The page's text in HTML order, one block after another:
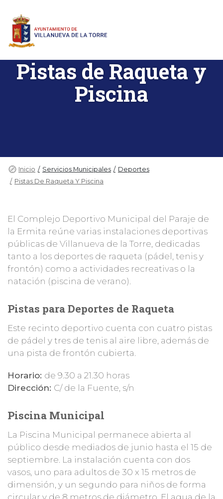
Pistas de Raqueta y
Piscina
Inicio Servicios Municipales
Deportes
Pistas De Raqueta Y Piscina
El Complejo Deportivo Municipal del Paraje de
la Ermita reúne varias instalaciones deportivas
públicas de Villanueva de la Torre, dedicadas
tanto a los deportes de raqueta (pádel, tenis y
frontón) como a actividades recreativas o la
natación (piscina de verano).
Pistas para Deportes de Raqueta
Este recinto deportivo cuenta con cuatro pistas
de pádel y tres de tenis al aire libre, además de
una pista de frontón cubierta.
Horario: de 9.30 a 21.30 horas
Dirección: C/ de la Fuente, s/n
Piscina Municipal
La Piscina Municipal permanece abierta al
público desde mediados de junio hasta el 15 de
septiembre. La instalación cuenta con dos
vasos, uno para adultos de 30 x 15 metros de
dimensión, y un segundo para niños de forma
circular y de 8 metros de diámetro. El agua de la